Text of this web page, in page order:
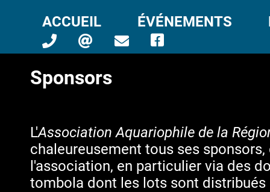
ACCUEIL ÉVÉNEMENTS
Sponsors
L'Association Aquariophile de la
chaleureusement tous ses
l'association, en particulier via des
tombola dont les lots sont